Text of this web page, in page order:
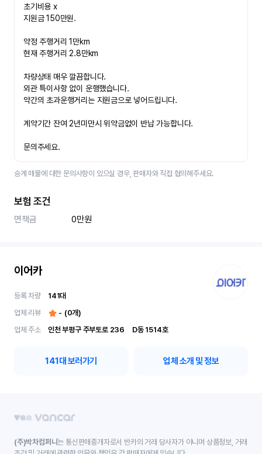
초기비용 x
지원금 150만원.
약정 주행거리 1만km
현재 주행거리 2.8만km
차량상태 매우 깔끔합니다.
외관 특이사항 없이 운행했습니다.
약간의 초과운행거리는 지원금으로 넣어드립니다.
계약기간 잔여 2년미만시 위약금없이 반납 가능합니다.
문의주세요.​
승계 매물에 대한 문의사항이 있으실 경우, 판매자와 직접 협의해주세요.
보험 조건
면책금 0만원
이어카
등록 차량 141대
업체 리뷰
- (0개)
업체 주소
인천 부평구 주부토로 236	D동 1514호
141대 보러가기 업체 소개 및 정보
(주)박차컴퍼니는 통신판매중개자로서 반카의 거래 당사자가 아니며 상품정보, 거래